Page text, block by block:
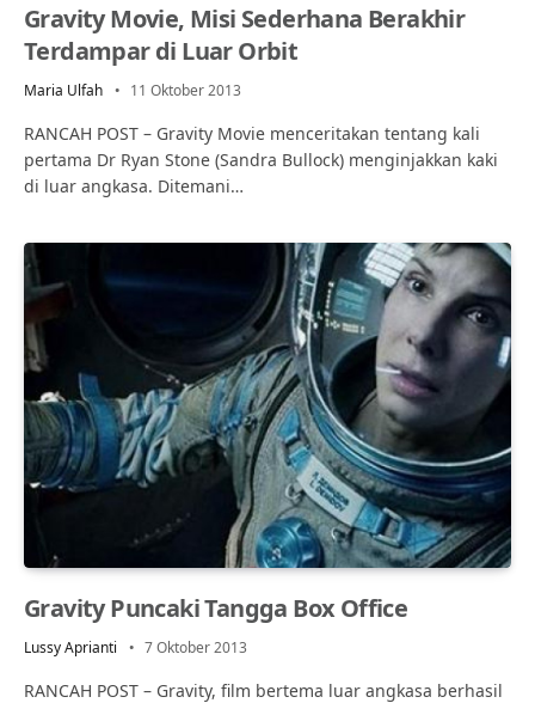
Gravity Movie, Misi Sederhana Berakhir
Terdampar di Luar Orbit
Maria Ulfah 11 Oktober 2013
RANCAH POST – Gravity Movie menceritakan tentang kali
pertama Dr Ryan Stone (Sandra Bullock) menginjakkan kaki
di luar angkasa. Ditemani…
Gravity Puncaki Tangga Box Office
Lussy Aprianti 7 Oktober 2013
RANCAH POST – Gravity, film bertema luar angkasa berhasil